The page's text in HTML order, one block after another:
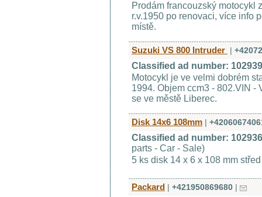
Prodám francouzský motocykl
r.v.1950 po renovaci, více info
místě.
Suzuki VS 800 Intruder |
Classified ad number:
Motocykl je ve velmi dobrém
1994. Objem ccm3 - 802.VIN -
se ve městě Liberec.
Disk 14x6 108mm |
Classified ad number:
parts - Car - Sale)
5 ks disk 14 x 6 x 108 mm
Packard | +421950869680 |